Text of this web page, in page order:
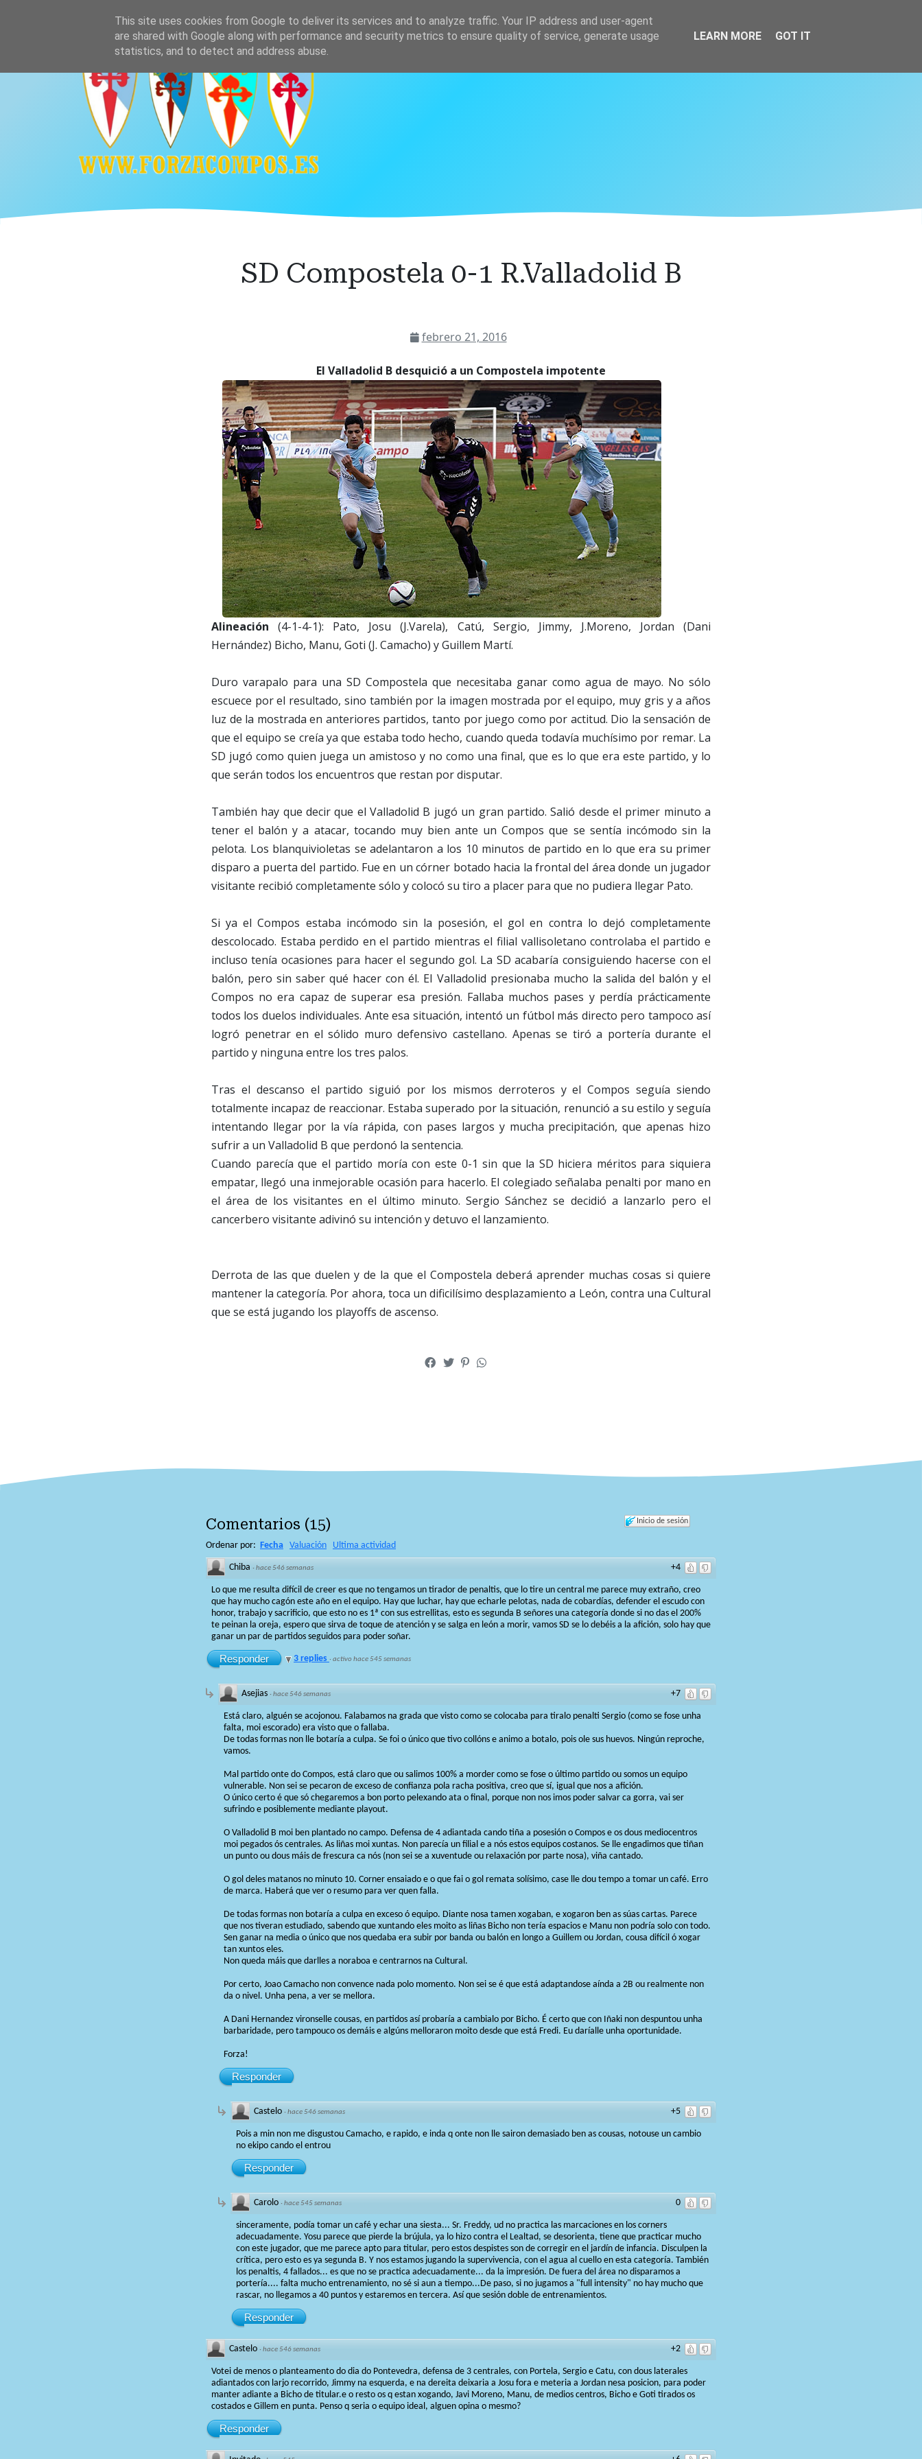
Home Plantilla Calendario y resultados Clasificación
SD Compostela 0-1 R.Valladolid B
febrero 21, 2016
El Valladolid B desquició a un Compostela impotente
Alineación (4-1-4-1): Pato, Josu (J.Varela), Catú, Sergio, Jimmy, J.Moreno, Jordan (Dani
Hernández) Bicho, Manu, Goti (J. Camacho) y Guillem Martí.
Duro varapalo para una SD Compostela que necesitaba ganar como agua de mayo. No sólo
escuece por el resultado, sino también por la imagen mostrada por el equipo, muy gris y a años
luz de la mostrada en anteriores partidos, tanto por juego como por actitud. Dio la sensación de
que el equipo se creía ya que estaba todo hecho, cuando queda todavía muchísimo por remar. La
SD jugó como quien juega un amistoso y no como una final, que es lo que era este partido, y lo
que serán todos los encuentros que restan por disputar.
También hay que decir que el Valladolid B jugó un gran partido. Salió desde el primer minuto a
tener el balón y a atacar, tocando muy bien ante un Compos que se sentía incómodo sin la
pelota. Los blanquivioletas se adelantaron a los 10 minutos de partido en lo que era su primer
disparo a puerta del partido. Fue en un córner botado hacia la frontal del área donde un jugador
visitante recibió completamente sólo y colocó su tiro a placer para que no pudiera llegar Pato.
Si ya el Compos estaba incómodo sin la posesión, el gol en contra lo dejó completamente
descolocado. Estaba perdido en el partido mientras el filial vallisoletano controlaba el partido e
incluso tenía ocasiones para hacer el segundo gol. La SD acabaría consiguiendo hacerse con el
balón, pero sin saber qué hacer con él. El Valladolid presionaba mucho la salida del balón y el
Compos no era capaz de superar esa presión. Fallaba muchos pases y perdía prácticamente
todos los duelos individuales. Ante esa situación, intentó un fútbol más directo pero tampoco así
logró penetrar en el sólido muro defensivo castellano. Apenas se tiró a portería durante el
partido y ninguna entre los tres palos.
Tras el descanso el partido siguió por los mismos derroteros y el Compos seguía siendo
totalmente incapaz de reaccionar. Estaba superado por la situación, renunció a su estilo y seguía
intentando llegar por la vía rápida, con pases largos y mucha precipitación, que apenas hizo
sufrir a un Valladolid B que perdonó la sentencia.
Cuando parecía que el partido moría con este 0-1 sin que la SD hiciera méritos para siquiera
empatar, llegó una inmejorable ocasión para hacerlo. El colegiado señalaba penalti por mano en
el área de los visitantes en el último minuto. Sergio Sánchez se decidió a lanzarlo pero el
cancerbero visitante adivinó su intención y detuvo el lanzamiento.
Derrota de las que duelen y de la que el Compostela deberá aprender muchas cosas si quiere
mantener la categoría. Por ahora, toca un dificilísimo desplazamiento a León, contra una Cultural
que se está jugando los playoffs de ascenso.
Inicio de sesión
Comentarios (15)
Ordenar por: Fecha Valuación Ultima actividad
+4
Chiba ·hace 546 semanas
Lo que me resulta difícil de creer es que no tengamos un tirador de penaltis, que lo tire un central me parece muy extraño, creo
que hay mucho cagón este año en el equipo. Hay que luchar, hay que echarle pelotas, nada de cobardías, defender el escudo con
honor, trabajo y sacrificio, que esto no es 1ª con sus estrellitas, esto es segunda B señores una categoría donde si no das el 200%
te peinan la oreja, espero que sirva de toque de atención y se salga en león a morir, vamos SD se lo debéis a la afición, solo hay que
ganar un par de partidos seguidos para poder soñar.
Responder 3 replies ·activo hace 545 semanas
+7
Asejias ·hace 546 semanas
Está claro, alguén se acojonou. Falabamos na grada que visto como se colocaba para tiralo penalti Sergio (como se fose unha
falta, moi escorado) era visto que o fallaba.
De todas formas non lle botaría a culpa. Se foi o único que tivo collóns e animo a botalo, pois ole sus huevos. Ningún reproche,
vamos.
Mal partido onte do Compos, está claro que ou salimos 100% a morder como se fose o último partido ou somos un equipo
vulnerable. Non sei se pecaron de exceso de confianza pola racha positiva, creo que sí, igual que nos a afición.
O único certo é que só chegaremos a bon porto pelexando ata o final, porque non nos imos poder salvar ca gorra, vai ser
sufrindo e posiblemente mediante playout.
O Valladolid B moi ben plantado no campo. Defensa de 4 adiantada cando tiña a posesión o Compos e os dous mediocentros
moi pegados ós centrales. As liñas moi xuntas. Non parecía un filial e a nós estos equipos costanos. Se lle engadimos que tiñan
un punto ou dous máis de frescura ca nós (non sei se a xuventude ou relaxación por parte nosa), viña cantado.
O gol deles matanos no minuto 10. Corner ensaiado e o que fai o gol remata solísimo, case lle dou tempo a tomar un café. Erro
de marca. Haberá que ver o resumo para ver quen falla.
De todas formas non botaría a culpa en exceso ó equipo. Diante nosa tamen xogaban, e xogaron ben as súas cartas. Parece
que nos tiveran estudiado, sabendo que xuntando eles moito as liñas Bicho non tería espacios e Manu non podría solo con todo.
Sen ganar na media o único que nos quedaba era subir por banda ou balón en longo a Guillem ou Jordan, cousa difícil ó xogar
tan xuntos eles.
Non queda máis que darlles a noraboa e centrarnos na Cultural.
Por certo, Joao Camacho non convence nada polo momento. Non sei se é que está adaptandose aínda a 2B ou realmente non
da o nivel. Unha pena, a ver se mellora.
A Dani Hernandez vironselle cousas, en partidos así probaría a cambialo por Bicho. É certo que con Iñaki non despuntou unha
barbaridade, pero tampouco os demáis e algúns melloraron moito desde que está Fredi. Eu daríalle unha oportunidade.
Forza!
Responder
+5
Castelo ·hace 546 semanas
Pois a min non me disgustou Camacho, e rapido, e inda q onte non lle sairon demasiado ben as cousas, notouse un cambio
no ekipo cando el entrou
Responder
0
Carolo ·hace 545 semanas
sinceramente, podía tomar un café y echar una siesta... Sr. Freddy, ud no practica las marcaciones en los corners
adecuadamente. Yosu parece que pierde la brújula, ya lo hizo contra el Lealtad, se desorienta, tiene que practicar mucho
con este jugador, que me parece apto para titular, pero estos despistes son de corregir en el jardín de infancia. Disculpen la
crítica, pero esto es ya segunda B. Y nos estamos jugando la supervivencia, con el agua al cuello en esta categoría. También
los penaltis, 4 fallados... es que no se practica adecuadamente... da la impresión. De fuera del área no disparamos a
portería.... falta mucho entrenamiento, no sé si aun a tiempo...De paso, si no jugamos a "full intensity" no hay mucho que
rascar, no llegamos a 40 puntos y estaremos en tercera. Así que sesión doble de entrenamientos.
Responder
+2
Castelo ·hace 546 semanas
Votei de menos o planteamento do dia do Pontevedra, defensa de 3 centrales, con Portela, Sergio e Catu, con dous laterales
adiantados con larjo recorrido, Jimmy na esquerda, e na dereita deixaria a Josu fora e meteria a Jordan nesa posicion, para poder
manter adiante a Bicho de titular.e o resto os q estan xogando, Javi Moreno, Manu, de medios centros, Bicho e Goti tirados os
costados e Gillem en punta. Penso q seria o equipo ideal, alguen opina o mesmo?
Responder
This site uses cookies from Google to deliver its services and to analyze traffic. Your IP address and user-agent
are shared with Google along with performance and security metrics to ensure quality of service, generate usage
statistics, and to detect and address abuse.
LEARN MORE GOT IT